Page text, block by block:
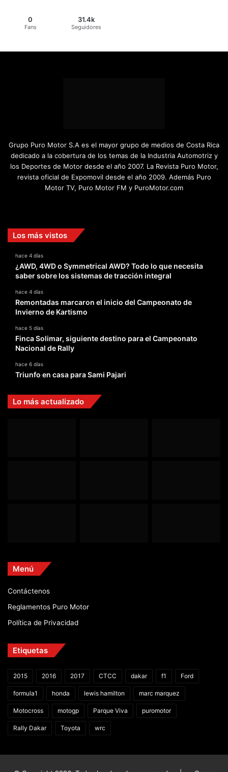
0
Fans
31.4k
Seguidores
Grupo Puro Motor S.A es el mayor grupo de medios de Costa Rica
dedicado a la cobertura de los temas de la Industria Automotriz y
los Deportes de Motor desde el año 2007. La Revista Puro Motor,
revista oficial de Expomovil desde el año 2009. Además Puro
Motor TV, Puro Motor FM y PuroMotor.com
Los más vistos
hace 4 días
¿AWD, 4WD o Symmetrical AWD? Todo lo que necesita
saber sobre los sistemas de tracción integral
hace 4 días
Remontadas marcaron el inicio del Campeonato de
Invierno de Kartismo
hace 5 días
Finca Solimar, siguiente destino para el Campeonato
Nacional de Rally
hace 6 días
Triunfo en casa para Sami Pajari
Lo más actualizado
Menú
Contáctenos
Reglamentos Puro Motor
Política de Privacidad
Etiquetas
2015 2016 2017 CTCC dakar f1 Ford
formula1 honda lewis hamilton marc marquez
Motocross motogp Parque Viva puromotor
Rally Dakar Toyota wrc